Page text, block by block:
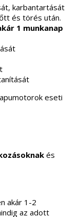
karbantartását
és törés után.
1 munkanap
eseti
és
akár 1-2
az adott